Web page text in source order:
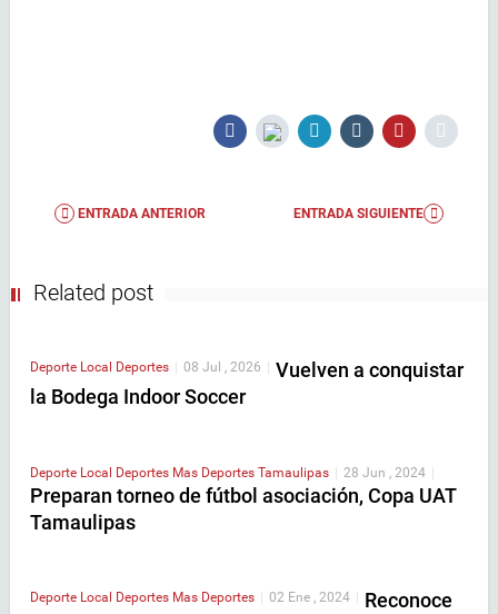
ENTRADA ANTERIOR ENTRADA SIGUIENTE
Related post
Deporte Local Deportes 08 Jul , 2026
Vuelven a conquistar
la Bodega Indoor Soccer
Deporte Local Deportes Mas Deportes Tamaulipas | 28 Jun , 2024 |
Preparan torneo de fútbol asociación, Copa UAT
Tamaulipas
Deporte Local Deportes Mas Deportes 02 Ene , 2024
Reconoce